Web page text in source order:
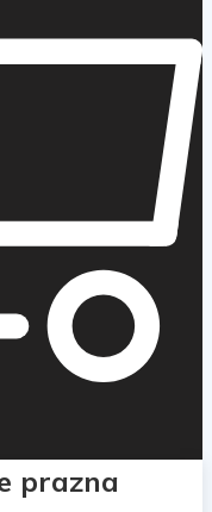
prazna